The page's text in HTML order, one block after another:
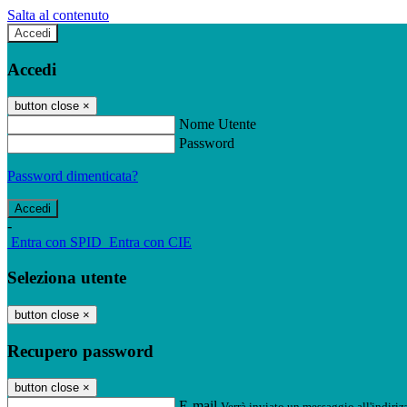
Salta al contenuto
Accedi
Accedi
button close ×
Nome Utente
Password
Password dimenticata?
-
Entra con SPID Entra con CIE
Seleziona utente
button close ×
Recupero password
button close ×